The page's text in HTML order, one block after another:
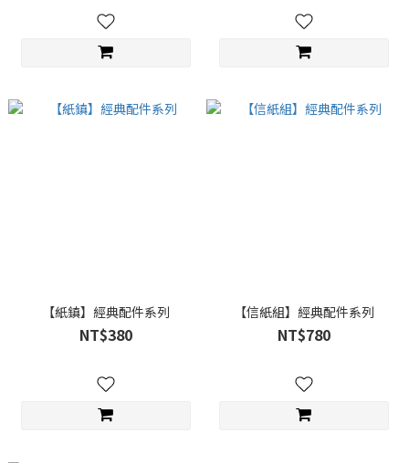
【紙鎮】經典配件系列
NT$380
【信紙組】經典配件系列
NT$780